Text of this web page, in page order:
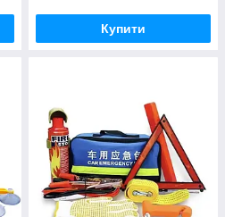
Купити